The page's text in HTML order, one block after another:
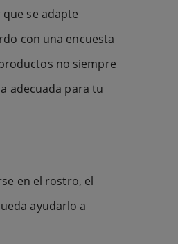
se adapte
con una encuesta
no siempre
adecuada para tu
en el rostro, el
ayudarlo a